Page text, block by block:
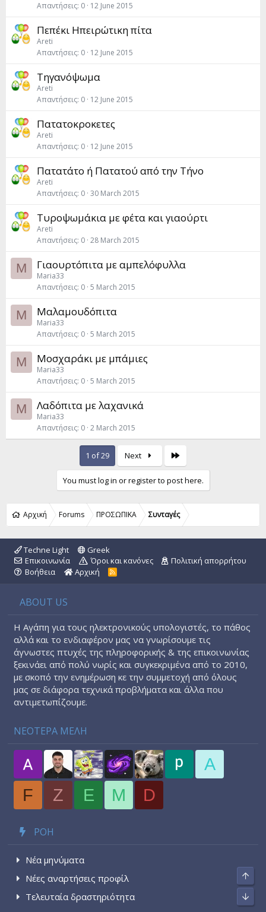
Απαντήσεις 0 12 June 2015
Πεπέκι Ηπειρώτικη πίτα
Areti
Απαντήσεις 0 12 June 2015
Τηγανόψωμα
Areti
Απαντήσεις 0 12 June 2015
Πατατοκροκετες
Areti
Απαντήσεις 0 12 June 2015
Πατατάτο ή Πατατού από την Τήνο
Areti
Απαντήσεις 0 30 March 2015
Τυροψωμάκια με φέτα και γιαούρτι
Areti
Απαντήσεις 0 28 March 2015
M Γιαουρτόπιτα με αμπελόφυλλα
Maria33
Απαντήσεις 0 5 March 2015
M Μαλαμουδόπιτα
Maria33
Απαντήσεις 0 5 March 2015
M Μοσχαράκι με μπάμιες
Maria33
Απαντήσεις 0 5 March 2015
M Λαδόπιτα με λαχανικά
Maria33
Απαντήσεις 0 2 March 2015
1 of 29 Next Last
You must log in or register to post here.
Αρχική Forums ΠΡΟΣΩΠΙΚΑ Συνταγές
Techne Light
Greek
Επικοινωνία
Όροι και κανόνες
Πολιτική απορρήτου
Βοήθεια
Αρχική
R
ABOUT US
Η Αγάπη για τους ηλεκτρονικούς υπολογιστές, το πάθος
αλλά και το ενδιαφέρον μας να γνωρίσουμε τις
άγνωστες πτυχές της πληροφορικής & της επικοινωνίας
ξεκινάει από πολύ νωρίς και συγκεκριμένα από το 2010,
με σκοπό την ενημέρωση κε την συμμετοχή από όλους
μας σε διάφορα τεχνικά προβλήματα και άλλα που
αντιμετωπίζουμε.
ΝΕΟΤΕΡΑ ΜΕΛΗ
A
F
Z E M D
ΡΟΉ
Νέα μηνύματα
Νέες αναρτήσεις προφίλ
Τελευταία δραστηριότητα
Top